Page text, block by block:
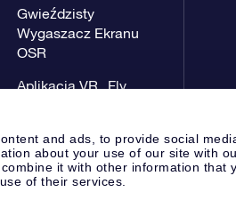
and ads, to provide social
about your use of our site with
it with other information that
of their services.
Gwieździsty
Wygaszacz Ekranu
OSR
Aplikacja VR „Fly